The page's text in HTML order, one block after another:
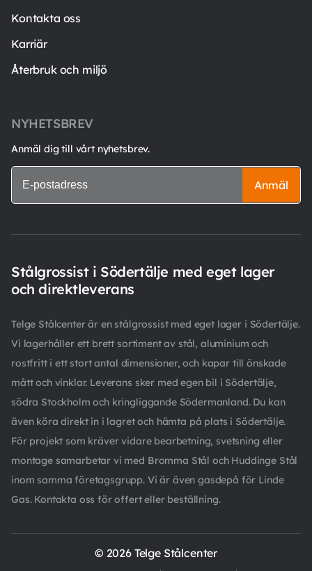
Kontakta oss
Karriär
Återbruk och miljö
NYHETSBREV
Anmäl dig till vårt nyhetsbrev.
Anmäl
Stålgrossist i Södertälje med eget lager
och direktleverans
Telge Stålcenter är en stålgrossist med eget lager i Södertälje.
Vi lagerhåller ett brett sortiment av stål, aluminium och
rostfritt i ett stort antal dimensioner, och kapar till önskade
mått och vinklar. Leverans sker med egen bil i Södertälje,
södra Stockholm och kringliggande Södermanland. Du kan
även köra direkt in i lagret och hämta på plats i Södertälje.
För projekt som kräver vidare bearbetning, svetsning eller
montage samarbetar vi med Bromma Stål och Huddinge Stål
inom samma företagsgrupp. Vi är även gasdepå för Linde
Gas. Kontakta oss för offert eller beställning.
© 2026 Telge Stålcenter